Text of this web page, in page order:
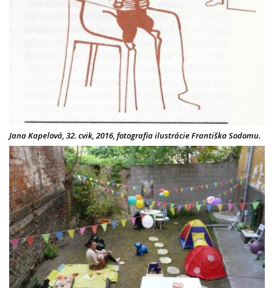
Jana Kapelová, 32. cvik, 2016, fotografia ilustrácie Františka Sodomu.